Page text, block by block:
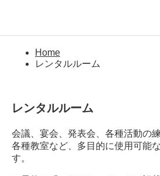
Home
レンタルルーム
レンタルルーム
会議、宴会、発表会、各種活動の
各種教室など、多目的に使用可能
す。